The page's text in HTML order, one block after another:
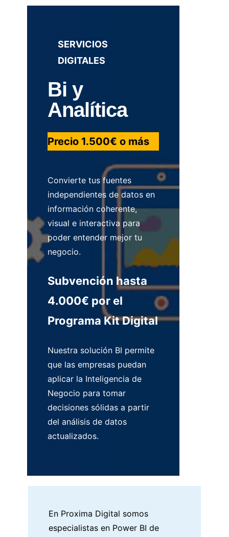
SERVICIOS
DIGITALES
Bi y
Analítica
Precio 1.500€ o más
Convierte tus fuentes
independientes de datos en
información coherente,
visual e interactiva para
poder entender mejor tu
negocio.
Subvención hasta
4.000€ por el
Programa Kit Digital
Nuestra solución BI permite
que las empresas puedan
aplicar la Inteligencia de
Negocio para tomar
decisiones sólidas a partir
del análisis de datos
actualizados.
En Proxima Digital somos
especialistas en Power BI de